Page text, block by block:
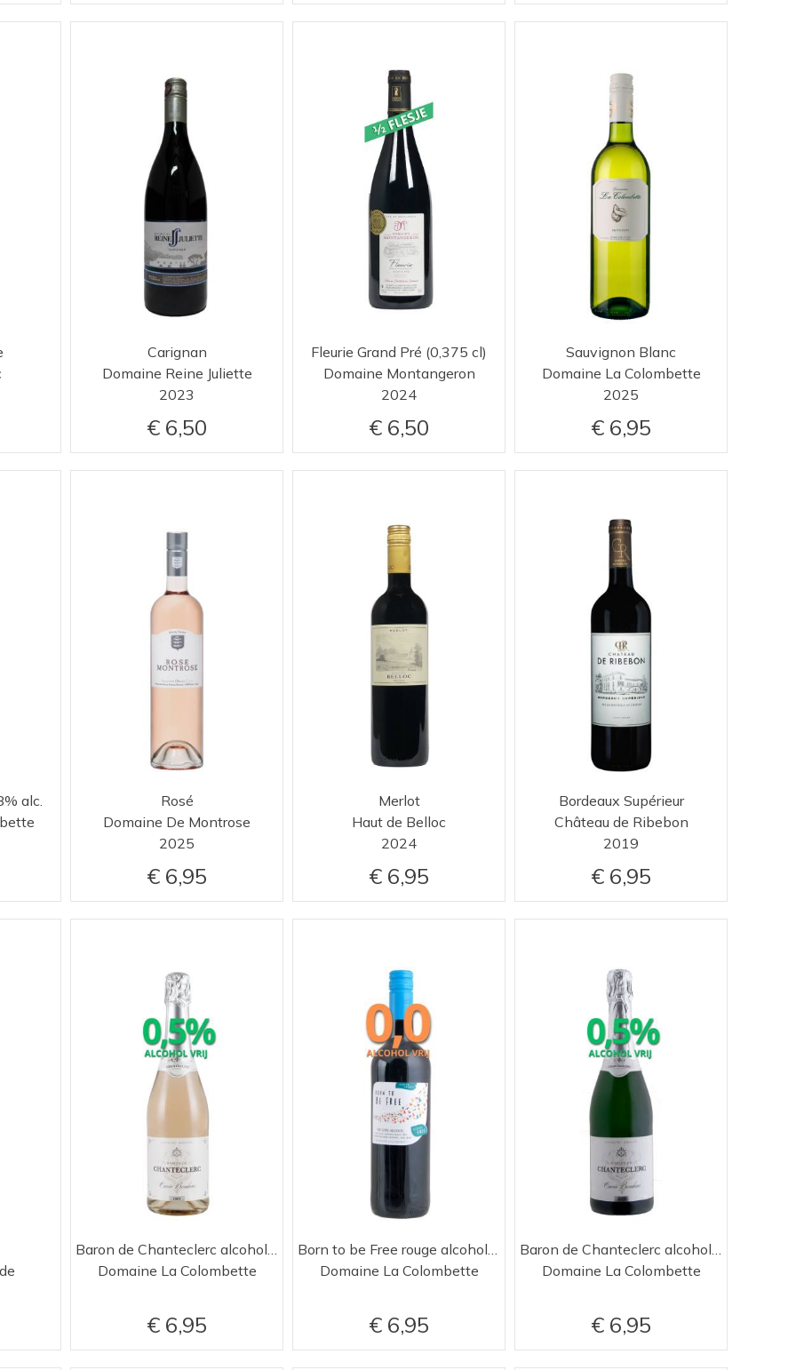
Carignan
Domaine Reine Juliette
2023
6,50
Fleurie Grand Pré (0,375 cl)
Domaine Montangeron
2024
6,50
Sauvignon Blanc
Domaine La Colombette
2025
6,95
alc.
Rosé
Domaine De Montrose
2025
6,95
Merlot
Haut de Belloc
2024
6,95
Bordeaux Supérieur
Château de Ribebon
2019
6,95
Domaine La Colombette
6,95
Domaine La Colombette
6,95
Domaine La Colombette
6,95